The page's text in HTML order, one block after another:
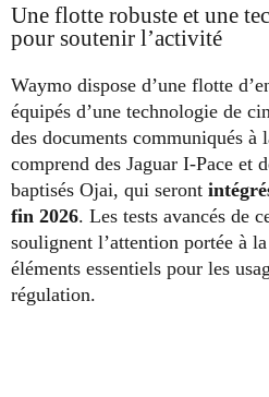
Une flotte robuste et une
pour soutenir l’activité
Waymo dispose d’une flotte
équipés d’une technologie de
des documents communiqués
comprend des Jaguar I-Pace et
baptisés Ojai, qui seront
fin 2026. Les tests avancés de
soulignent l’attention portée à
éléments essentiels pour les
régulation.